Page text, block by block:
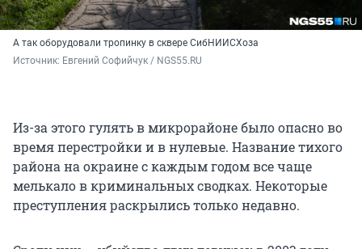
А так оборудовали тропинку в сквере СибНИИСХоза
Источник: Евгений Софийчук / NGS55.RU
Из-за этого гулять в микрорайоне было опасно во
время перестройки и в нулевые. Название тихого
района на окраине с каждым годом все чаще
мелькало в криминальных сводках. Некоторые
преступления раскрылись только недавно.